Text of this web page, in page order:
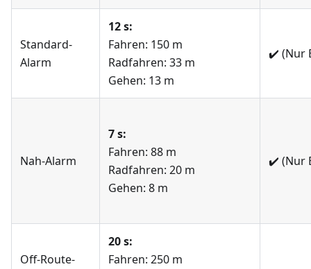
Standard-
Alarm
12 s:
Fahren: 150 m
Radfahren: 33 m
Gehen: 13 m
✔️ (Nur
Nah-Alarm
7 s:
Fahren: 88 m
Radfahren: 20 m
Gehen: 8 m
✔️ (Nur
Off-Route-
20 s:
Fahren: 250 m